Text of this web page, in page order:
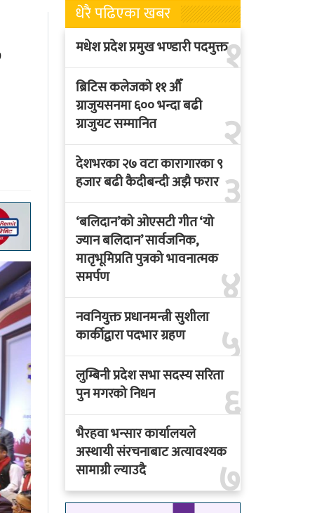
धेरै पढिएका खबर
१
मधेश प्रदेश प्रमुख भण्डारी पदमुक्त
२
ब्रिटिस कलेजको ११ औँ
ग्राजुयसनमा ६०० भन्दा बढी
ग्राजुयट सम्मानित
३
देशभरका २७ वटा कारागारका ९
हजार बढी कैदीबन्दी अझै फरार
४
‘बलिदान’को ओएसटी गीत ‘यो
ज्यान बलिदान’ सार्वजनिक,
मातृभूमिप्रति पुत्रको भावनात्मक
समर्पण
५
नवनियुक्त प्रधानमन्त्री सुशीला
कार्कीद्वारा पदभार ग्रहण
६
लुम्बिनी प्रदेश सभा सदस्य सरिता
पुन मगरको निधन
७
भैरहवा भन्सार कार्यालयले
अस्थायी संरचनाबाट अत्यावश्यक
सामाग्री ल्याउदै